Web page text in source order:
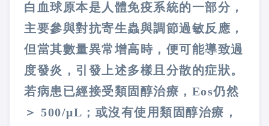
白血球原本是人體免疫系統的一部分，
主要參與對抗寄生蟲與調節過敏反應，
但當其數量異常增高時，便可能導致過
度發炎，引發上述多樣且分散的症狀。
若病患已經接受類固醇治療，Eos仍然
＞ 500/μL；或沒有使用類固醇治療，